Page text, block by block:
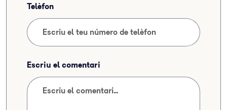
Telèfon
Escriu el comentari